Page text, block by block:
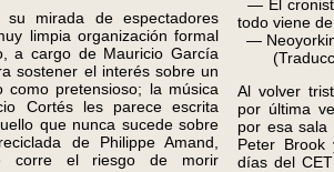
mirada de espectadores
limpia organización formal
a cargo de Mauricio García
sostener el interés sobre un
como pretensioso; la música
Cortés les parece escrita
que nunca sucede sobre
de Philippe Amand,
corre el riesgo de morir
— El
todo viene
—
Al volver
por última
por esa sala
Peter Brook
días del